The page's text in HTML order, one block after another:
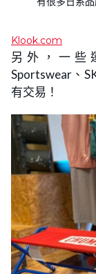
Klook.com
另外，一些
Sportswear、
有交易！